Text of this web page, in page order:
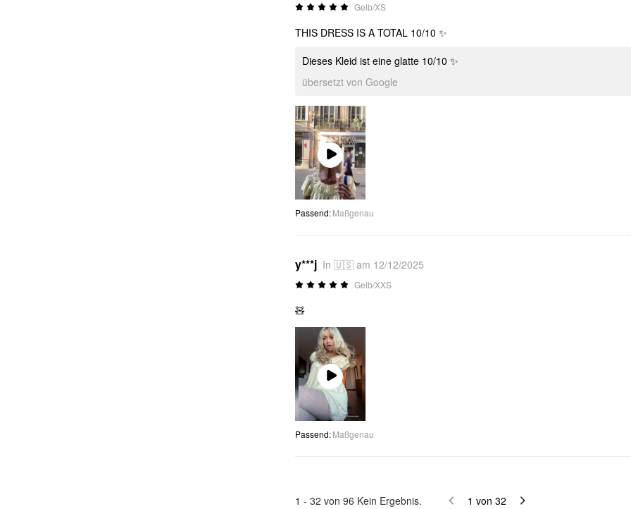
Gelb/XS
THIS DRESS IS A TOTAL 10/10 ✨
Dieses Kleid ist eine glatte 10/10 ✨
übersetzt von Google
Play
Video
Passend:Maßgenau
y***j In 🇺🇸 am 12/12/2025
Gelb/XXS
🧸
Play
Video
Passend:Maßgenau
1 - 32 von 96 Kein Ergebnis. 1 von 32